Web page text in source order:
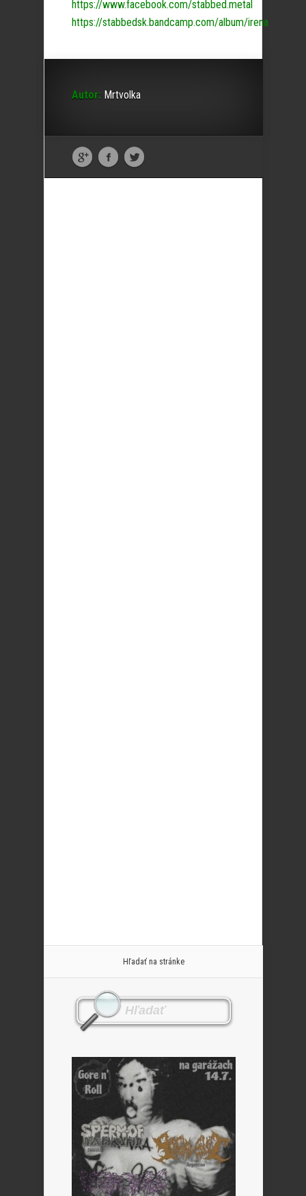
https://www.facebook.com/stabbed.metal
https://stabbedsk.bandcamp.com/album/irena
Autor: Mrtvolka
Hľadať na stránke